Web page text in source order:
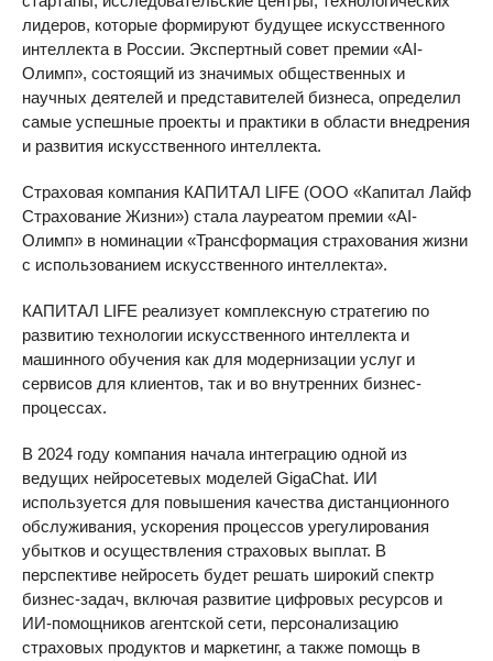
лидеров, которые формируют будущее искусственного
интеллекта в России. Экспертный совет премии «AI-
Олимп», состоящий из значимых общественных и
научных деятелей и представителей бизнеса, определил
самые успешные проекты и практики в области внедрения
и развития искусственного интеллекта.
Страховая компания КАПИТАЛ LIFE (ООО «Капитал Лайф
Страхование Жизни») стала лауреатом премии «AI-
Олимп» в номинации «Трансформация страхования жизни
с использованием искусственного интеллекта».
КАПИТАЛ LIFE реализует комплексную стратегию по
развитию технологии искусственного интеллекта и
машинного обучения как для модернизации услуг и
сервисов для клиентов, так и во внутренних бизнес-
процессах.
В 2024 году компания начала интеграцию одной из
ведущих нейросетевых моделей GigaChat. ИИ
используется для повышения качества дистанционного
обслуживания, ускорения процессов урегулирования
убытков и осуществления страховых выплат. В
перспективе нейросеть будет решать широкий спектр
бизнес-задач, включая развитие цифровых ресурсов и
ИИ-помощников агентской сети, персонализацию
страховых продуктов и маркетинг, а также помощь в